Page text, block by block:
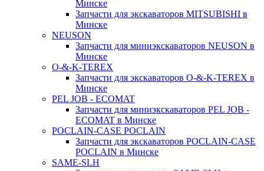
Минске
Запчасти для экскаваторов MITSUBISHI в
Минске
NEUSON
Запчасти для миниэкскаваторов NEUSON в
Минске
O-&-K-TEREX
Запчасти для экскаваторов O-&-K-TEREX в
Минске
PEL JOB - ECOMAT
Запчасти для миниэкскаваторов PEL JOB -
ECOMAT в Минске
POCLAIN-CASE POCLAIN
Запчасти для экскаваторов POCLAIN-CASE
POCLAIN в Минске
SAME-SLH